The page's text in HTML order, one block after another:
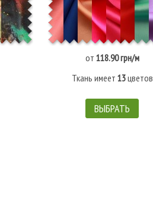
от 118.90 грн/м
Ткань имеет 13цветов
ВЫБРАТЬ